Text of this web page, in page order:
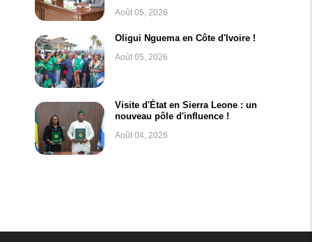
Août 05, 2026
Oligui Nguema en Côte d'Ivoire !
Août 05, 2026
Visite d'État en Sierra Leone : un
nouveau pôle d'influence !
Août 04, 2026